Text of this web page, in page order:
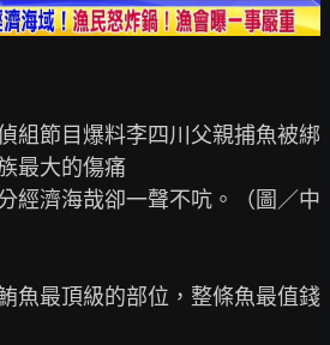
組節目爆料李四川父親捕魚被綁
最大的傷痛
經濟海哉卻一聲不吭。（圖／中
魚最頂級的部位，整條魚最值錢